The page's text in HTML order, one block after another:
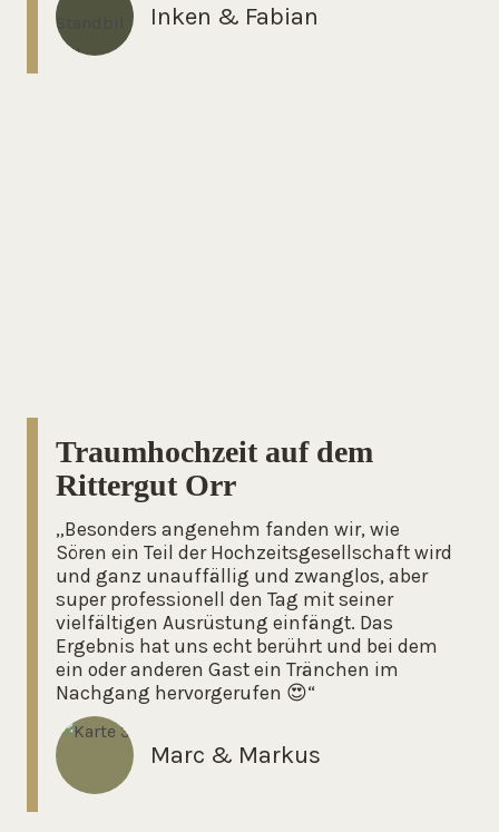
Inken & Fabian
Traumhochzeit auf dem
Rittergut Orr
„Besonders angenehm fanden wir, wie
Sören ein Teil der Hochzeitsgesellschaft wird
und ganz unauffällig und zwanglos, aber
super professionell den Tag mit seiner
vielfältigen Ausrüstung einfängt. Das
Ergebnis hat uns echt berührt und bei dem
ein oder anderen Gast ein Tränchen im
Nachgang hervorgerufen 😍“
Marc & Markus